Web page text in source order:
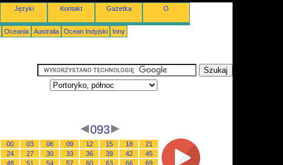
Języki Kontakt Gazetka O
Oceania Australia Ocean Indyjski Inny
093
00 03 06 09 12 15 18
21
24
27 30 33 36 39 42
45
48
51 54 57 60 63 66
69